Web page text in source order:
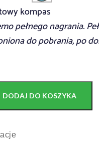
kompas
pełnego nagrania.
do pobrania, po
DODAJ DO KOSZYKA